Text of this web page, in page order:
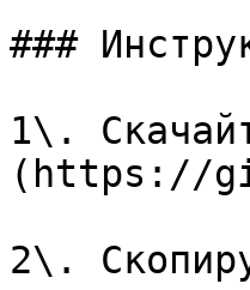
###
1\.
(https://
2\.